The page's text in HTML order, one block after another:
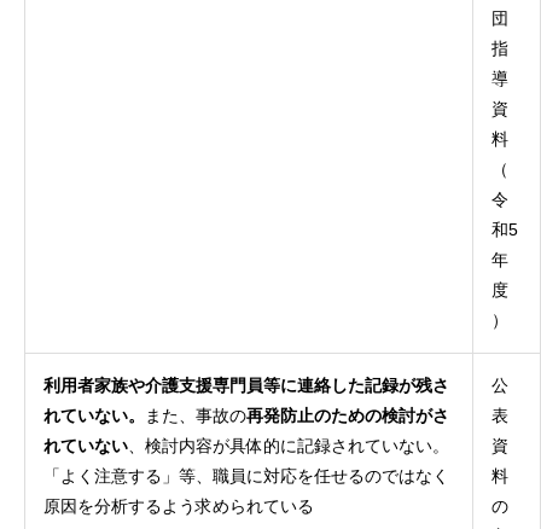
団
指
導
資
料
（
令
和5
年
度
）
利用者家族や介護支援専門員等に連絡した記録が残さ
れていない。
また、事故の再発防止のための検討がさ
れていない 、検討内容が具体的に記録されていない。
「よく注意する」等、職員に対応を任せるのではなく
原因を分析するよう求められている
公
表
資
料
の